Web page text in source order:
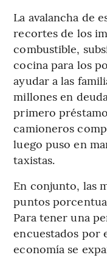
La avalancha de
recortes de los
combustible,
cocina para los
ayudar a las
millones en
primero
camioneros
luego puso en
taxistas.
En conjunto, las
puntos
Para tener una
encuestados por
economía se